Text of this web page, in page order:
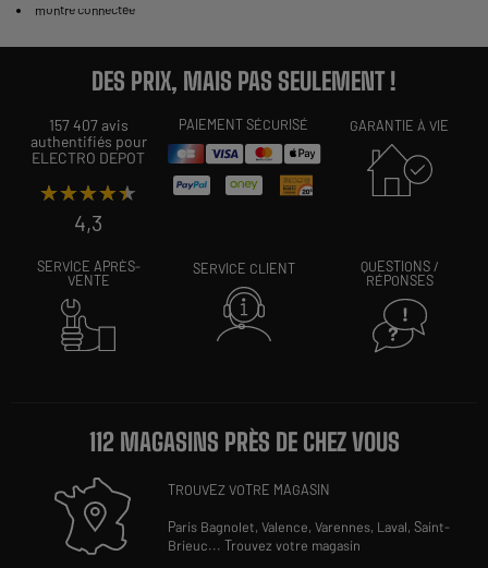
montre connectée
DES PRIX, MAIS PAS SEULEMENT !
157 407 avis
authentifiés pour
ELECTRO DEPOT
★★★★★
★★★★★
4,3
PAIEMENT SÉCURISÉ GARANTIE À VIE
SERVICE APRÈS-
VENTE
SERVICE CLIENT
QUESTIONS /
RÉPONSES
112 MAGASINS PRÈS DE CHEZ VOUS
TROUVEZ VOTRE MAGASIN
Paris Bagnolet,Valence,Varennes, Laval,Saint-
Brieuc...Trouvez votre magasin